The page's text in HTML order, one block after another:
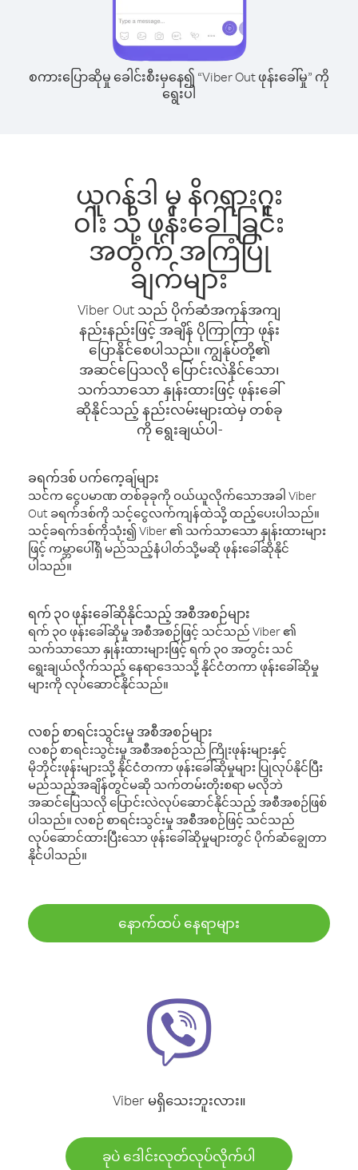
စကားပြောဆိုမှု ခေါင်းစီးမှနေ၍ “Viber Out ဖုန်းခေါ်မှု” ကို
ရွေးပါ
ယူဂန်ဒါ မှ နိဂရားဂူး
ဝါး သို့ ဖုန်းခေါ်ခြင်း
အတွက် အကြံပြု
ချက်များ
Viber Out သည် ပိုက်ဆံအကုန်အကျ
နည်းနည်းဖြင့် အချိန် ပိုကြာကြာ ဖုန်း
ပြောနိုင်စေပါသည်။ ကျွန်ုပ်တို့၏
အဆင်ပြေသလို ပြောင်းလဲနိုင်သော၊
သက်သာသော နှုန်းထားဖြင့် ဖုန်းခေါ်
ဆိုနိုင်သည့် နည်းလမ်းများထဲမှ တစ်ခု
ကို ရွေးချယ်ပါ-
ခရက်ဒစ် ပက်ကေ့ချ်များ
သင်က ငွေပမာဏ တစ်ခုခုကို ဝယ်ယူလိုက်သောအခါ Viber
Out ခရက်ဒစ်ကို သင့်ငွေလက်ကျန်ထဲသို့ ထည့်ပေးပါသည်။
သင့်ခရက်ဒစ်ကိုသုံး၍ Viber ၏ သက်သာသော နှုန်းထားများ
ဖြင့် ကမ္ဘာပေါ်ရှိ မည်သည့်နံပါတ်သို့မဆို ဖုန်းခေါ်ဆိုနိုင်
ပါသည်။
ရက် ၃၀ ဖုန်းခေါ်ဆိုနိုင်သည့် အစီအစဉ်များ
ရက် ၃၀ ဖုန်းခေါ်ဆိုမှု အစီအစဉ်ဖြင့် သင်သည် Viber ၏
သက်သာသော နှုန်းထားများဖြင့် ရက် ၃၀ အတွင်း သင်
ရွေးချယ်လိုက်သည့် နေရာဒေသသို့ နိုင်ငံတကာ ဖုန်းခေါ်ဆိုမှု
များကို လုပ်ဆောင်နိုင်သည်။
လစဉ် စာရင်းသွင်းမှု အစီအစဉ်များ
လစဉ် စာရင်းသွင်းမှု အစီအစဉ်သည် ကြိုးဖုန်းများနှင့်
မိုဘိုင်းဖုန်းများသို့ နိုင်ငံတကာ ဖုန်းခေါ်ဆိုမှုများ ပြုလုပ်နိုင်ပြီး
မည်သည့်အချိန်တွင်မဆို သက်တမ်းတိုးစရာ မလိုဘဲ
အဆင်ပြေသလို ပြောင်းလဲလုပ်ဆောင်နိုင်သည့် အစီအစဉ်ဖြစ်
ပါသည်။ လစဉ် စာရင်းသွင်းမှု အစီအစဉ်ဖြင့် သင်သည်
လုပ်ဆောင်ထားပြီးသော ဖုန်းခေါ်ဆိုမှုများတွင် ပိုက်ဆံချွေတာ
နိုင်ပါသည်။
နောက်ထပ် နေရာများ
Viber မရှိသေးဘူးလား။
ခုပဲ ဒေါင်းလုတ်လုပ်လိုက်ပါ